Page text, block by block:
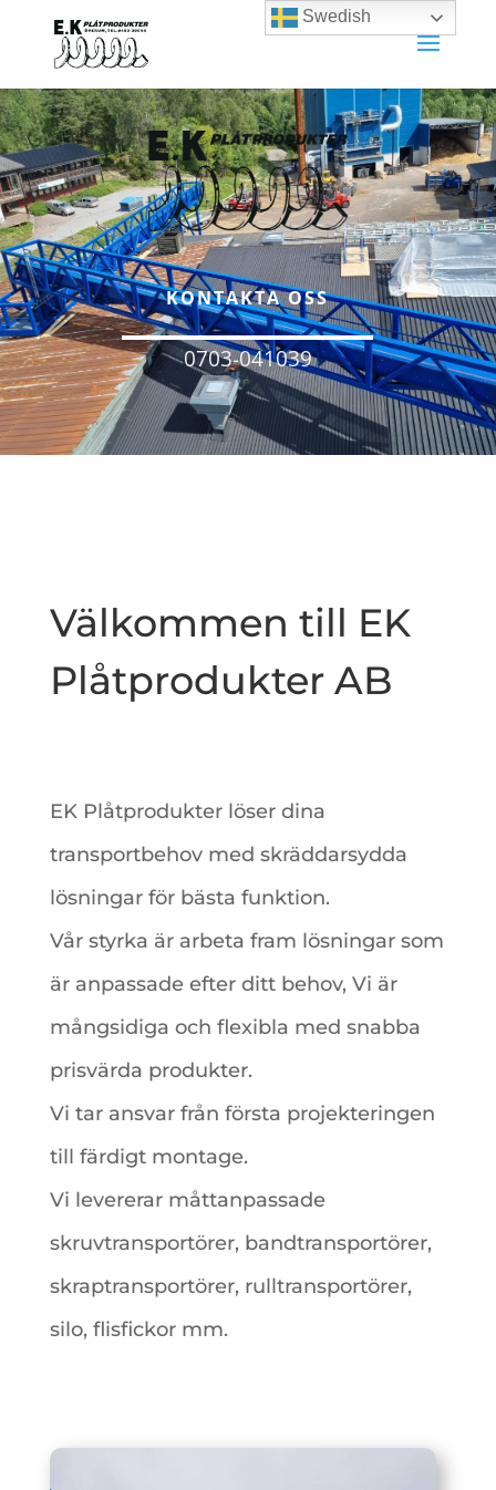
KONTAKTA OSS
0703-041039
Välkommen till EK
Plåtprodukter AB
EK Plåtprodukter löser dina
transportbehov med skräddarsydda
lösningar för bästa funktion.
Vår styrka är arbeta fram lösningar som
är anpassade efter ditt behov, Vi är
mångsidiga och flexibla med snabba
prisvärda produkter.
Vi tar ansvar från första projekteringen
till färdigt montage.
Vi levererar måttanpassade
skruvtransportörer, bandtransportörer,
skraptransportörer, rulltransportörer,
silo, flisfickor mm.
Swedish